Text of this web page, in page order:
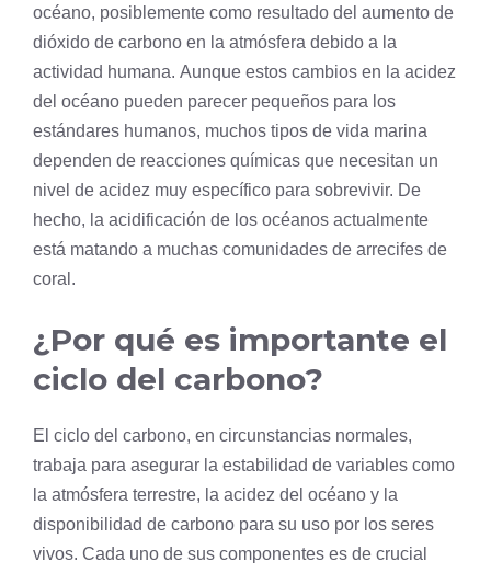
océano, posiblemente como resultado del aumento de
dióxido de carbono en la atmósfera debido a la
actividad humana. Aunque estos cambios en la acidez
del océano pueden parecer pequeños para los
estándares humanos, muchos tipos de vida marina
dependen de reacciones químicas que necesitan un
nivel de acidez muy específico para sobrevivir. De
hecho, la acidificación de los océanos actualmente
está matando a muchas comunidades de arrecifes de
coral.
¿Por qué es importante el
ciclo del carbono?
El ciclo del carbono, en circunstancias normales,
trabaja para asegurar la estabilidad de variables como
la atmósfera terrestre, la acidez del océano y la
disponibilidad de carbono para su uso por los seres
vivos. Cada uno de sus componentes es de crucial